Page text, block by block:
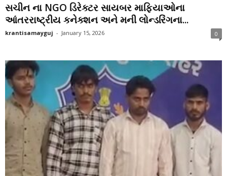
સચીન ના NGO ડિરેક્ટર સાયબર માફિયાઓના
આંતરરાષ્ટ્રીય કનેક્શન અને મની લોન્ડરિંગના...
krantisamayguj - January 15, 2026 0